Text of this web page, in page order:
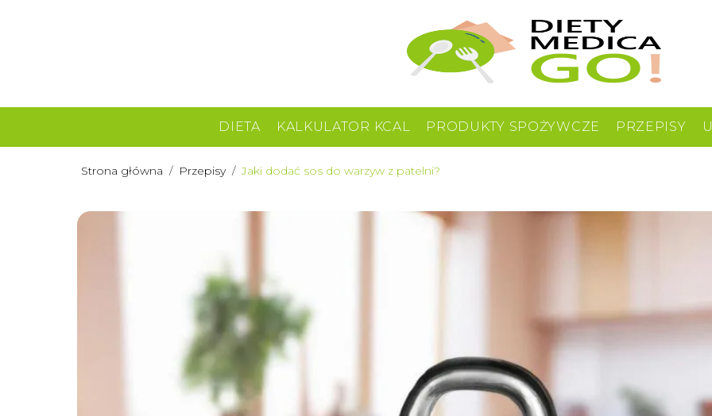
DIETA KALKULATOR KCAL PRODUKTY SPOŻYWCZE PRZEPISY
Strona główna / Przepisy /Jaki dodać sos do warzyw z patelni?